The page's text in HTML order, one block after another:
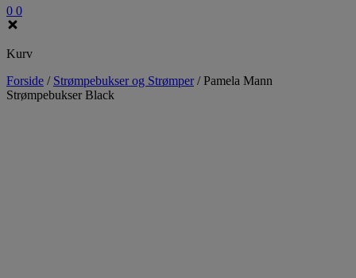
0 0
Kurv
Forside / Strømpebukser og Strømper /Pamela Mann
Strømpebukser Black